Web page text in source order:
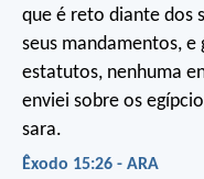
que é reto diante dos
seus mandamentos, e
estatutos, nenhuma
enviei sobre os
sara.
Êxodo 15:26 - ARA